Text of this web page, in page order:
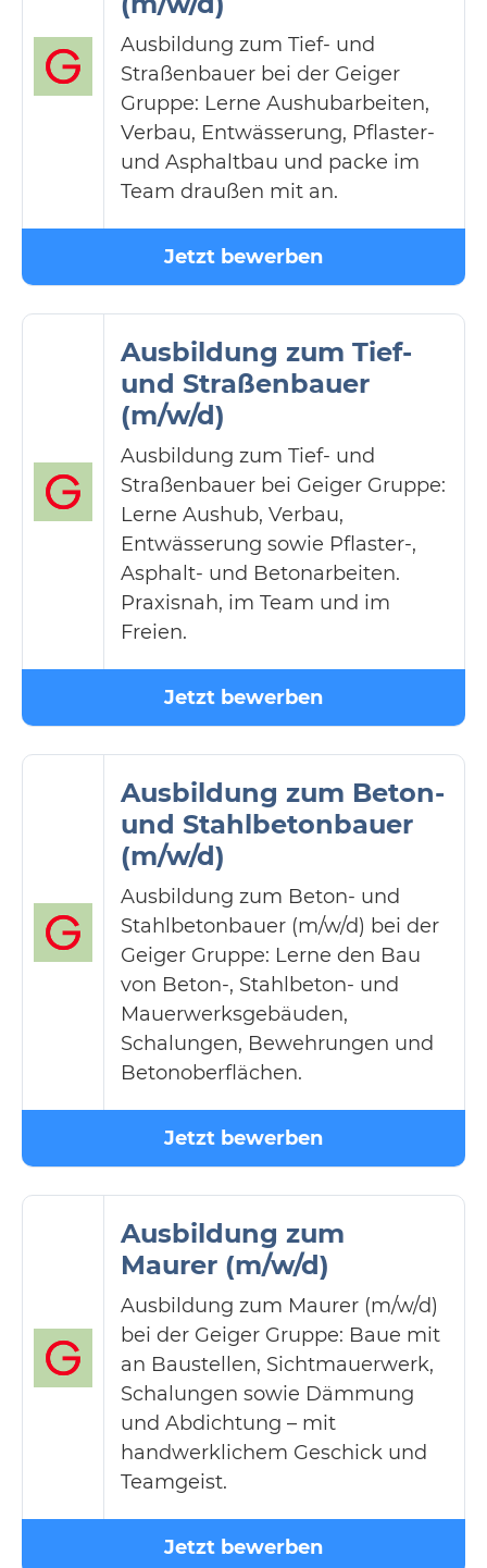
Ausbildung zum Tief- und
Straßenbauer bei der Geiger
Gruppe: Lerne Aushubarbeiten,
Verbau, Entwässerung, Pflaster-
und Asphaltbau und packe im
Team draußen mit an.
Jetzt bewerben
Ausbildung zum Tief-
und Straßenbauer
(m/w/d)
Ausbildung zum Tief- und
Straßenbauer bei Geiger Gruppe:
Lerne Aushub, Verbau,
Entwässerung sowie Pflaster-,
Asphalt- und Betonarbeiten.
Praxisnah, im Team und im
Freien.
Jetzt bewerben
Ausbildung zum Beton-
und Stahlbetonbauer
(m/w/d)
Ausbildung zum Beton- und
Stahlbetonbauer (m/w/d) bei der
Geiger Gruppe: Lerne den Bau
von Beton-, Stahlbeton- und
Mauerwerksgebäuden,
Schalungen, Bewehrungen und
Betonoberflächen.
Jetzt bewerben
Ausbildung zum
Maurer (m/w/d)
Ausbildung zum Maurer (m/w/d)
bei der Geiger Gruppe: Baue mit
an Baustellen, Sichtmauerwerk,
Schalungen sowie Dämmung
und Abdichtung – mit
handwerklichem Geschick und
Teamgeist.
Jetzt bewerben